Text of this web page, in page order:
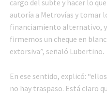
cargo del subte y hacer lo
autoría a Metrovías y tomar
financiamiento alternativo,
firmemos un cheque en
extorsiva”, señaló Lubertino.
En ese sentido, explicó:
no hay traspaso. Está claro